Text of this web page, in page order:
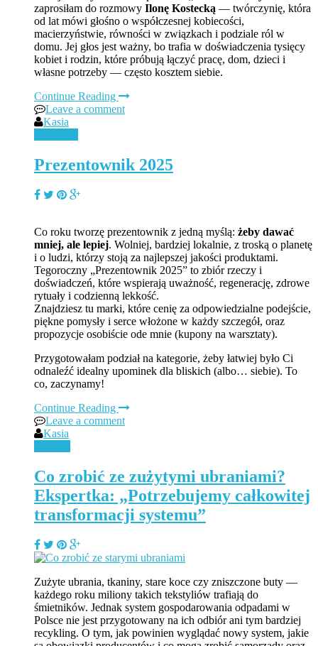
zaprosiłam do rozmowy Ilonę Kostecką — twórczynię, która
od lat mówi głośno o współczesnej kobiecości,
macierzyństwie, równości w związkach i podziale ról w
domu. Jej głos jest ważny, bo trafia w doświadczenia tysięcy
kobiet i rodzin, które próbują łączyć pracę, dom, dzieci i
własne potrzeby — często kosztem siebie.
Continue Reading
Leave a comment
Kasia
Prezentownik 2025
Co roku tworzę prezentownik z jedną myślą: żeby dawać
mniej, ale lepiej. Wolniej, bardziej lokalnie, z troską o planetę
i o ludzi, którzy stoją za najlepszej jakości produktami.
Tegoroczny „Prezentownik 2025” to zbiór rzeczy i
doświadczeń, które wspierają uważność, regenerację, zdrowe
rytuały i codzienną lekkość.
Znajdziesz tu marki, które cenię za odpowiedzialne podejście,
piękne pomysły i serce włożone w każdy szczegół, oraz
propozycje osobiście ode mnie (kupony na warsztaty).
Przygotowałam podział na kategorie, żeby łatwiej było Ci
odnaleźć idealny upominek dla bliskich (albo… siebie). To
co, zaczynamy!
Continue Reading
Leave a comment
Kasia
Co zrobić ze zużytymi ubraniami?
Ekspertka: „Potrzebujemy całkowitej
transformacji systemu”
Zużyte ubrania, tkaniny, stare koce czy zniszczone buty —
każdego roku miliony takich tekstyliów trafiają do
śmietników. Jednak system gospodarowania odpadami w
Polsce nie jest przygotowany na ich odbiór ani tym bardziej
recykling. O tym, jak powinien wyglądać nowy system, jakie